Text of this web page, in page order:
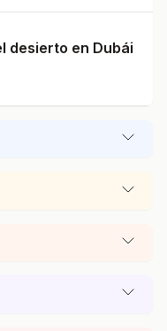
desierto en Dubái